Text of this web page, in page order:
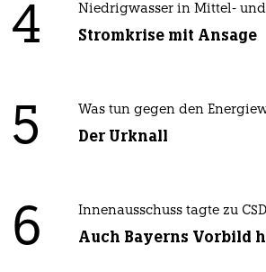
4 Niedrigwasser in Mittel-
Stromkrise mit Ansage
5 Was tun gegen den
Der Urknall
6 Innenausschuss tagte zu
Auch Bayerns Vorbild